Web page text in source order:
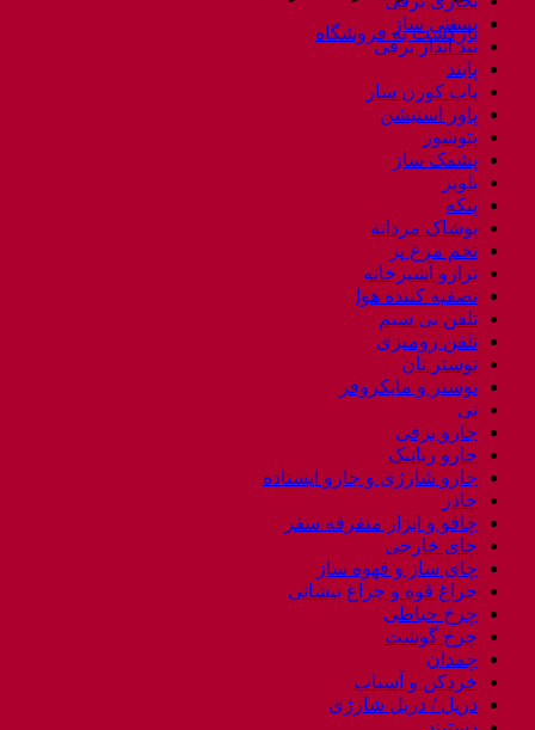
بازگشت به فروشگاه
بستنی ساز
بند انداز برقی
پابند
پاپ کورن ساز
پاور استیشن
پتوشور
پشمک ساز
پلوپز
پنکه
پوشاک مردانه
تخم مرغ پز
ترازو آشپزخانه
تصفیه کننده هوا
تلفن بی سیم
تلفن رومیزی
توستر نان
توستر و مایکروفر
تی
جارو برقی
جارو رباتیک
جارو شارژی و جارو ایستاده
چادر
چاقو و ابزار متفرقه سفر
چای خارجی
چای ساز و قهوه ساز
چراغ قوه و چراغ پیشانی
چرخ خیاطی
چرخ گوشت
چمدان
خردکن و آسیاب
دریل / دریل شارژی